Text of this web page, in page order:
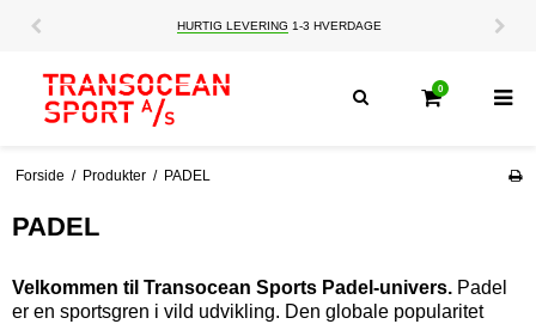
HURTIG LEVERING 1-3 HVERDAGE
0
Forside / Produkter / PADEL
PADEL
Velkommen til Transocean Sports Padel-univers. Padel
er en sportsgren i vild udvikling. Den globale popularitet